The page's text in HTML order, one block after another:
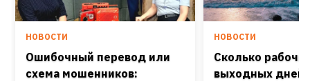
НОВОСТИ
Ошибочный перевод или
схема мошенников:
НОВОСТИ
Сколько
выходных дней